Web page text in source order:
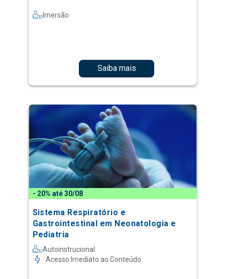
Imersão
Saiba mais
- 20% até 30/08
Sistema Respiratório e
Gastrointestinal em Neonatologia e
Pediatria
Autoinstrucional
Acesso Imediato ao Conteúdo